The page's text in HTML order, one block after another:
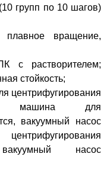
групп по 10 шагов)
плавное вращение,
с растворителем;
стойкость;
центрифугирования
машина для
вакуумный насос
насос